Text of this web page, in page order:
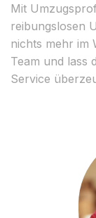
Mit
reibungslosen
nichts mehr im
Team und lass
Service